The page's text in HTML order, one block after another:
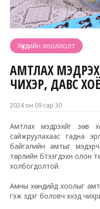
Хүүхдийн хооллолт
АМТЛАХ
ЧИХЭР, ДАВС
2024 он 09 сар 30
Амтлах мэдрэхүйг зөв
сайжруулахаас гадна
байгалийн амтыг
төрлийн бүтээгдэхүүн
холбогдолтой.
Амны хөндийд хоолыг
гэж үздэг боловч хүүхэд